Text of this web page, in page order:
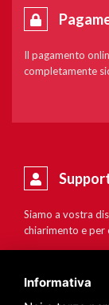
Il pagamento
completamente
Siamo a vostra
chiarimento e per
Informativa